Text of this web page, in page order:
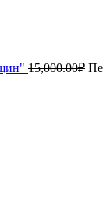
15,000.00₽